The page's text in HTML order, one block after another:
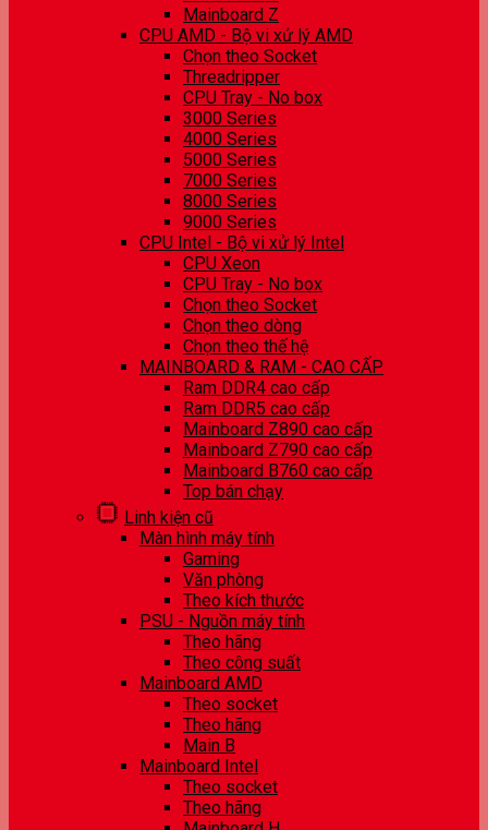
Mainboard Z
CPU AMD - Bộ vi xử lý AMD
Chọn theo Socket
Threadripper
CPU Tray - No box
3000 Series
4000 Series
5000 Series
7000 Series
8000 Series
9000 Series
CPU Intel - Bộ vi xử lý Intel
CPU Xeon
CPU Tray - No box
Chọn theo Socket
Chọn theo dòng
Chọn theo thế hệ
MAINBOARD & RAM - CAO CẤP
Ram DDR4 cao cấp
Ram DDR5 cao cấp
Mainboard Z890 cao cấp
Mainboard Z790 cao cấp
Mainboard B760 cao cấp
Top bán chạy
Linh kiện cũ
Màn hình máy tính
Gaming
Văn phòng
Theo kích thước
PSU - Nguồn máy tính
Theo hãng
Theo công suất
Mainboard AMD
Theo socket
Theo hãng
Main B
Mainboard Intel
Theo socket
Theo hãng